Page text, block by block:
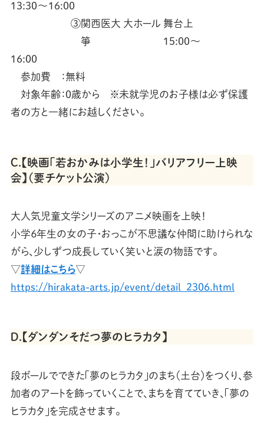
13:30～16:00
③関西医大 大ホール 舞台上
箏 15:00～
16:00
参加費 ：無料
対象年齢：0歳から ※未就学児のお子様は必ず保護
者の方と一緒にお越しください。
Ｃ.【映画「若おかみは小学生！」バリアフリー上映
会】（要チケット公演）
大人気児童文学シリーズのアニメ映画を上映！
小学６年生の女の子・おっこが不思議な仲間に助けられな
がら、少しずつ成長していく笑いと涙の物語です。
▽詳細はこちら▽
https://hirakata-arts.jp/event/detail_2306.html
Ｄ.【ダンダンそだつ夢のヒラカタ】
段ボールでできた「夢のヒラカタ」のまち（土台）をつくり、参
加者のアートを飾っていくことで、まちを育てていき、「夢の
ヒラカタ」を完成させます。